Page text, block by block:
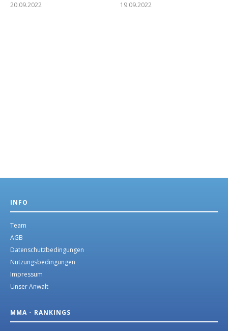
20.09.2022 19.09.2022
INFO
Team
AGB
Datenschutzbedingungen
Nutzungsbedingungen
Impressum
Unser Anwalt
MMA - RANKINGS